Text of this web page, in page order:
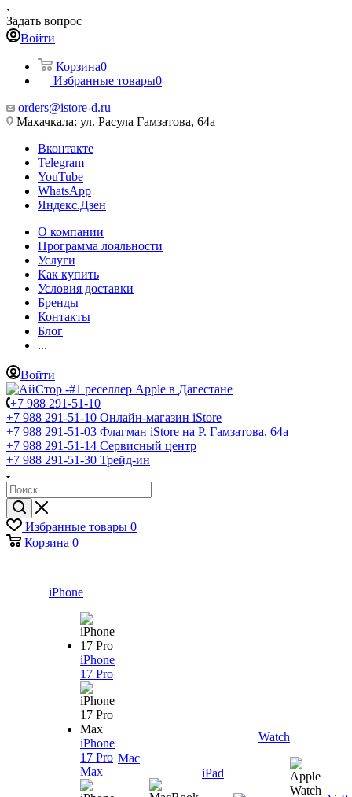
Задать вопрос
Войти
Корзина0
Избранные товары0
orders@istore-d.ru
Махачкала: ул. Расула Гамзатова, 64а
Вконтакте
Telegram
YouTube
WhatsApp
Яндекс.Дзен
О компании
Программа лояльности
Услуги
Как купить
Условия доставки
Бренды
Контакты
Блог
...
Войти
+7 988 291-51-10
+7 988 291-51-10 Онлайн-магазин iStore
+7 988 291-51-03 Флагман iStore на Р. Гамзатова, 64а
+7 988 291-51-14 Сервисный центр
+7 988 291-51-30 Трейд-ин
Избранные товары 0
Корзина 0
iPhone
iPhone
17 Pro
iPhone
17 Pro
Max
Mac
iPad
Watch